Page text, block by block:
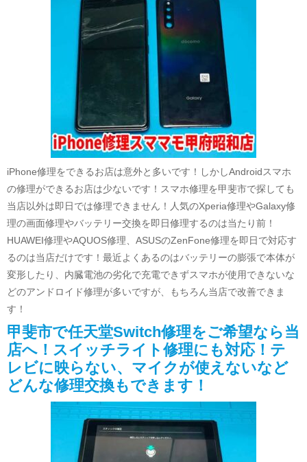
iPhone修理をできるお店は意外と多いです！しかしAndroidスマホ
の修理ができるお店は少ないです！スマホ修理を甲斐市で探しても
当店以外は即日では修理できません！人気のXperia修理やGalaxy修
理の画面修理やバッテリー交換を即日修理するのは当たり前！
HUAWEI修理やAQUOS修理、ASUSのZenFone修理を即日で対応す
るのは当店だけです！最近よくあるのはバッテリーの膨張で本体が
変形したり、内臓電池の劣化で充電できずスマホが使用できないな
どのアンドロイド修理が多いですが、もちろん当店で改善できま
す！
甲斐市で任天堂Switch修理をご希望なら当
店へ！スイッチライト修理にも対応！テ
レビに映らない、マイクが使えないなど
どんな修理交換もできます！